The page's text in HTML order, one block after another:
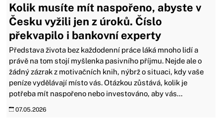
Kolik musíte mít naspořeno, abyste v
Česku vyžili jen z úroků. Číslo
překvapilo i bankovní experty
Představa života bez každodenní práce láká mnoho lidí a
právě na tom stojí myšlenka pasivního příjmu. Nejde ale o
žádný zázrak z motivačních knih, nýbrž o situaci, kdy vaše
peníze vydělávají místo vás. Otázkou zůstává, kolik je
potřeba mít naspořeno nebo investováno, aby vás...
07.05.2026